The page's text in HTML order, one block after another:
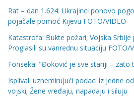
Rat – dan 1.624: Ukrajinci ponovo
pojačale pomoć Kijevu FOTO/VIDEO
Katastrofa: Bukte požari; Vojska Srbije
Proglasili su vanrednu situaciju FOTO/
Fonseka: "Đoković je sve stariji – zato
Isplivali uznemirujući podaci iz jedne
vojski; Žene vređaju, napadaju i siluju